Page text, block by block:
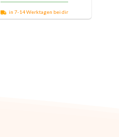
in 7-14 Werktagen bei dir